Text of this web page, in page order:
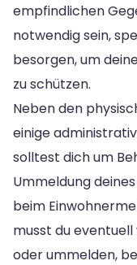
empfindlichen
notwendig sein,
besorgen, um
zu schützen.
Neben den
einige
solltest dich um
Ummeldung
beim
musst du
oder ummelden,